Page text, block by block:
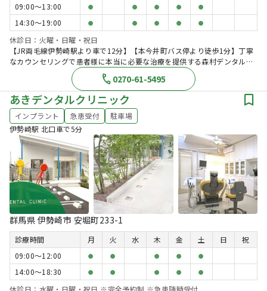
09:00〜13:00
● ● ● ● ●
14:30〜19:00 ● ● ● ● ●
休診日：火曜・日曜・祝日
【JR両毛線伊勢崎駅より車で12分】【本今井町バス停より徒歩1分】丁寧
なカウンセリングで患者様に本当に必要な治療を提供する森村デンタルク
0270-61-5495
あきデンタルクリニック
インプラント 急患受付
駐車場
伊勢崎駅 北口車で5分
群馬県 伊勢崎市 安堀町233-1
診療時間 月 火 水 木 金 土 日
祝
09:00〜12:00
● ● ● ● ●
14:00〜18:30 ● ● ● ● ●
休診日：水曜・日曜・祝日 ※完全予約制 ※急患随時受付